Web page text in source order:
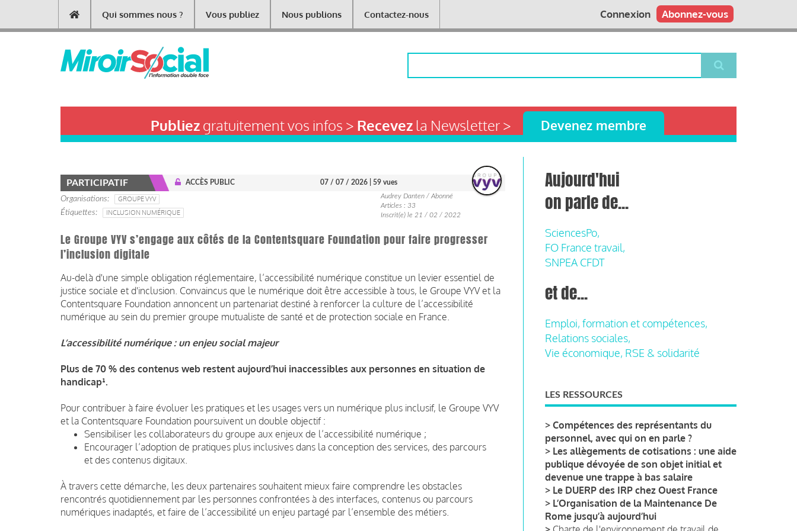
contenu
Main
navigation
Qui sommes nous ? Vous publiez Nous publions Contactez-nous Abonnez-vous
Connexion
Publiezgratuitement vos infos > Recevezla Newsletter > Devenez membre
PARTICIPATIF ACCÈS PUBLIC 07 / 07 / 2026 | 59 vues
Organisations
GROUPE VYV
Étiquettes
INCLUSION NUMÉRIQUE
Audrey Danten / Abonné
Articles : 33
Inscrit(e) le 21 / 02 / 2022
Le Groupe VYV s’engage aux côtés de la Contentsquare Foundation pour faire progresser
l’inclusion digitale
Au-delà d'une simple obligation réglementaire, l’accessibilité numérique constitue un levier essentiel de
justice sociale et d'inclusion. Convaincus que le numérique doit être accessible à tous, le Groupe VYV et la
Contentsquare Foundation annoncent un partenariat destiné à renforcer la culture de l’accessibilité
numérique au sein du premier groupe mutualiste de santé et de protection sociale en France.
L’accessibilité numérique : un enjeu social majeur
Plus de 70 % des contenus web restent aujourd’hui inaccessibles aux personnes en situation de
handicap¹.
Pour contribuer à faire évoluer les pratiques et les usages vers un numérique plus inclusif, le Groupe VYV
et la Contentsquare Foundation poursuivent un double objectif :
Sensibiliser les collaborateurs du groupe aux enjeux de l’accessibilité numérique ;
Encourager l’adoption de pratiques plus inclusives dans la conception des services, des parcours
et des contenus digitaux.
À travers cette démarche, les deux partenaires souhaitent mieux faire comprendre les obstacles
rencontrés quotidiennement par les personnes confrontées à des interfaces, contenus ou parcours
numériques inadaptés, et faire de l’accessibilité un enjeu partagé par l’ensemble des métiers.
Aujourd'hui
on parle de...
SciencesPo,
FO France travail,
SNPEA CFDT
et de...
Emploi, formation et compétences,
Relations sociales,
Vie économique, RSE & solidarité
LES RESSOURCES
> Compétences des représentants du
personnel, avec qui on en parle ?
> Les allègements de cotisations : une aide
publique dévoyée de son objet initial et
devenue une trappe à bas salaire
> Le DUERP des IRP chez Ouest France
> L’Organisation de la Maintenance De
Rome jusqu’à aujourd’hui